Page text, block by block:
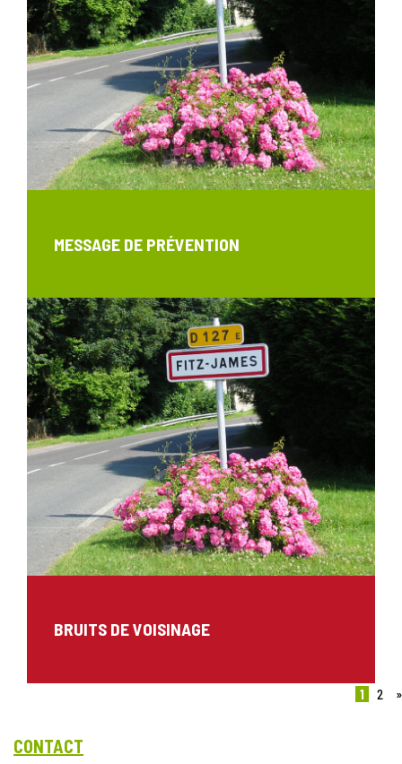
MESSAGE DE PRÉVENTION
BRUITS DE VOISINAGE
1 2 »
CONTACT